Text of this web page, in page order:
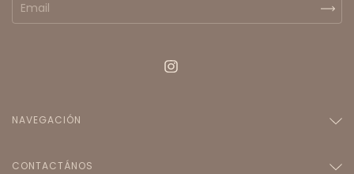
NAVEGACIÓN
CONTACTÁNOS